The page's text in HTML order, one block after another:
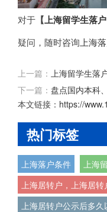
对于 【上海留学生落
疑问，随时咨询 上海
上一篇： 上海留学生落
下一篇： 盘点国内本科
本文链接： https://
热门标签
上海落户条件
上海
上海居转户，上海居
上海居转户公示后多